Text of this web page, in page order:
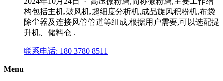
构包括主机,鼓风机,超细度分析机,成品旋风积粉机,布袋
除尘器及连接风管管道等组成,根据用户需要,可以选配提
升机、储料仓 .
联系电话: 180 3780 8511
Menu